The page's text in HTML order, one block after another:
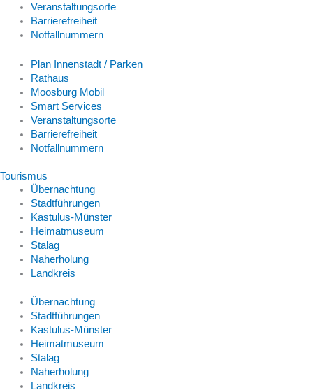
Veranstaltungsorte
Barrierefreiheit
Notfallnummern
Plan Innenstadt / Parken
Rathaus
Moosburg Mobil
Smart Services
Veranstaltungsorte
Barrierefreiheit
Notfallnummern
Tourismus
Übernachtung
Stadtführungen
Kastulus-Münster
Heimatmuseum
Stalag
Naherholung
Landkreis
Übernachtung
Stadtführungen
Kastulus-Münster
Heimatmuseum
Stalag
Naherholung
Landkreis